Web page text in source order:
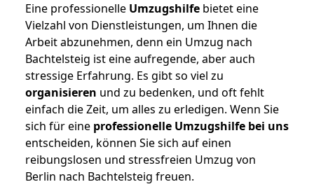
Eine professionelle Umzugshilfe bietet eine
Vielzahl von Dienstleistungen, um Ihnen die
Arbeit abzunehmen, denn ein Umzug nach
Bachtelsteig ist eine aufregende, aber auch
stressige Erfahrung. Es gibt so viel zu
organisieren und zu bedenken, und oft fehlt
einfach die Zeit, um alles zu erledigen. Wenn Sie
sich für eine professionelle Umzugshilfe bei uns
entscheiden, können Sie sich auf einen
reibungslosen und stressfreien Umzug von
Berlin nach Bachtelsteig freuen.